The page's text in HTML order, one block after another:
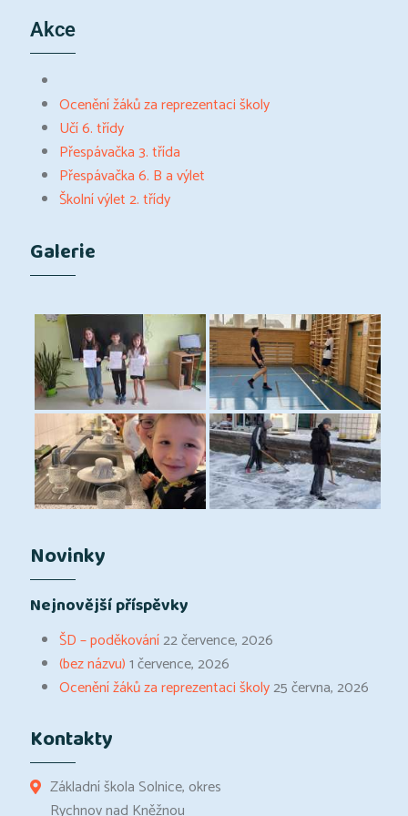
Akce
Ocenění žáků za reprezentaci školy
Učí 6. třídy
Přespávačka 3. třída
Přespávačka 6. B a výlet
Školní výlet 2. třídy
Galerie
Novinky
Nejnovější příspěvky
ŠD – poděkování22 července, 2026
(bez názvu)1 července, 2026
Ocenění žáků za reprezentaci školy25 června, 2026
Kontakty
Základní škola Solnice, okres
Rychnov nad Kněžnou